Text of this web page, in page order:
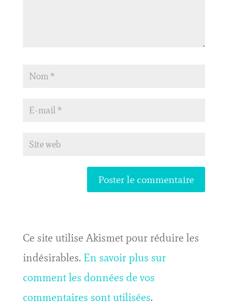
Ce site utilise Akismet pour réduire les
indésirables. En savoir plus sur
comment les données de vos
commentaires sont utilisées.